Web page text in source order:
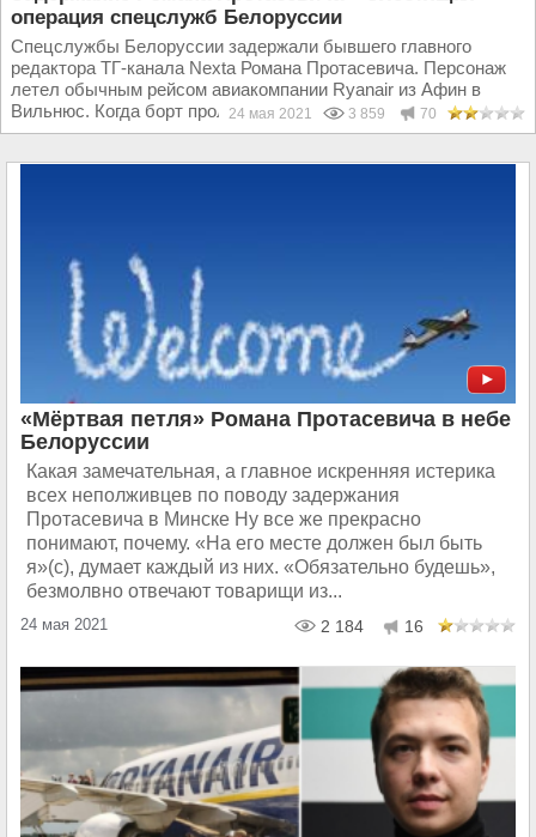
операция спецслужб Белоруссии
Спецслужбы Белоруссии задержали бывшего главного
редактора ТГ-канала Nexta Романа Протасевича. Персонаж
летел обычным рейсом авиакомпании Ryanair из Афин в
Вильнюс. Когда борт пролетал над территорией...
24 мая 2021 3 859 70
«Мёртвая петля» Романа Протасевича в небе
Белоруссии
Какая замечательная, а главное искренняя истерика
всех неполживцев по поводу задержания
Протасевича в Минске Ну все же прекрасно
понимают, почему. «На его месте должен был быть
я»(с), думает каждый из них. «Обязательно будешь»,
безмолвно отвечают товарищи из...
24 мая 2021 2 184 16